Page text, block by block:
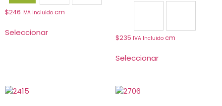
$246 IVA Incluido cm
Seleccionar
$235 IVA Incluidocm
Seleccionar